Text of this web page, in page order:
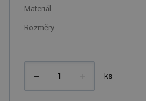
Materiál
Rozměry
ks